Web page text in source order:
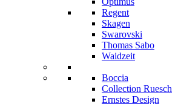
Regent
Skagen
Swarovski
Thomas Sabo
Waidzeit
Boccia
Collection Ruesch
Ernstes Design